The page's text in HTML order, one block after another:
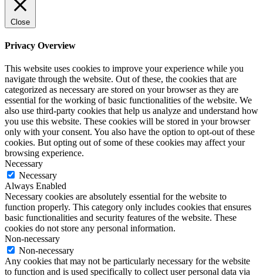
Close
Privacy Overview
This website uses cookies to improve your experience while you
navigate through the website. Out of these, the cookies that are
categorized as necessary are stored on your browser as they are
essential for the working of basic functionalities of the website. We
also use third-party cookies that help us analyze and understand how
you use this website. These cookies will be stored in your browser
only with your consent. You also have the option to opt-out of these
cookies. But opting out of some of these cookies may affect your
browsing experience.
Necessary
Necessary
Always Enabled
Necessary cookies are absolutely essential for the website to
function properly. This category only includes cookies that ensures
basic functionalities and security features of the website. These
cookies do not store any personal information.
Non-necessary
Non-necessary
Any cookies that may not be particularly necessary for the website
to function and is used specifically to collect user personal data via